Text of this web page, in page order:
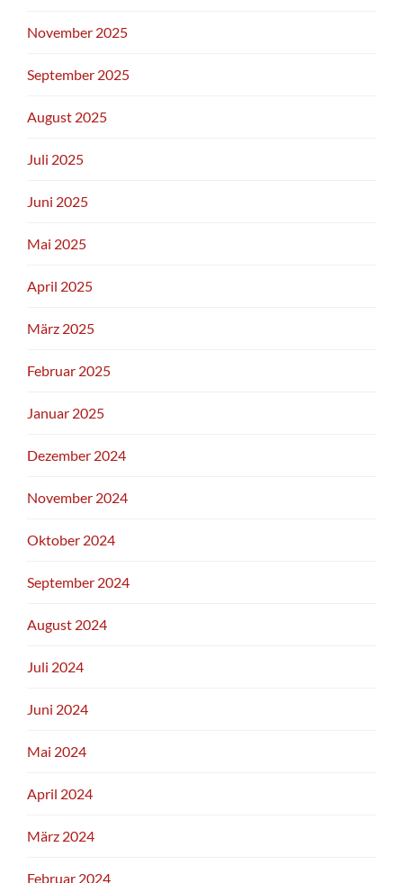
November 2025
September 2025
August 2025
Juli 2025
Juni 2025
Mai 2025
April 2025
März 2025
Februar 2025
Januar 2025
Dezember 2024
November 2024
Oktober 2024
September 2024
August 2024
Juli 2024
Juni 2024
Mai 2024
April 2024
März 2024
Februar 2024